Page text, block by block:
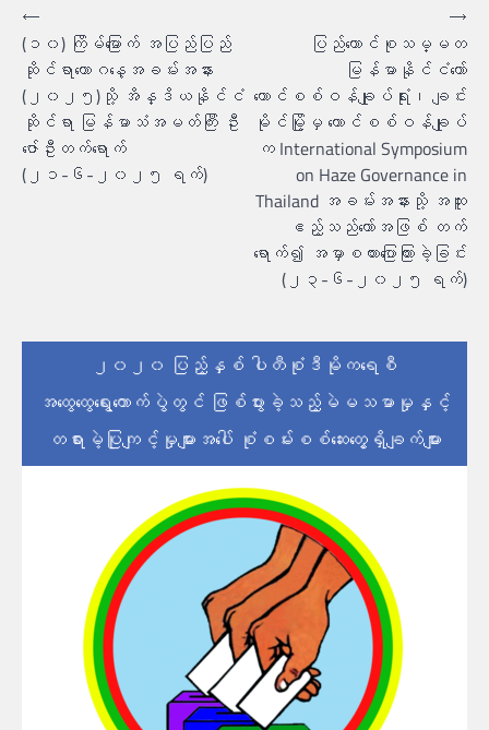
စာမူ
လမ်းကြောင်း
ပြ
⟵
(၁၀) ကြိမ်မြောက် အပြည်ပြည်
ဆိုင်ရာယောဂနေ့အခမ်းအနား
(၂၀၂၅)သို့ အိန္ဒိယနိုင်ငံ
ဆိုင်ရာ မြန်မာသံအမတ်ကြီး ဦး
ဇော်ဦးတက်ရောက်
(၂၁-၆-၂၀၂၅ ရက်)
ပြည်ထောင်စုသမ္မတ
မြန်မာနိုင်ငံတော်
ကောင်စစ်ဝန်ချုပ်ရုံး၊ ချင်း
မိုင်မြို့မှ ကောင်စစ်ဝန်ချုပ်
က International Symposium
on Haze Governance in
Thailand အခမ်းအနားသို့ အထူး
ဧည့်သည်တော်အဖြစ် တက်
ရောက်၍ အမှာစကားပြောကြားခဲ့ခြင်း
(၂၃-၆-၂၀၂၅ ရက်)
⟶
၂၀၂၀ ပြည့်နှစ် ပါတီစုံဒီမိုကရေစီ
အထွေထွေရွေးကောက်ပွဲတွင် ဖြစ်ပွားခဲ့သည့်မဲမသမာမှုနှင့်
တရားမဲ့ပြုကျင့်မှုများအပေါ် စုံစမ်းစစ်ဆေးတွေ့ရှိချက်များ